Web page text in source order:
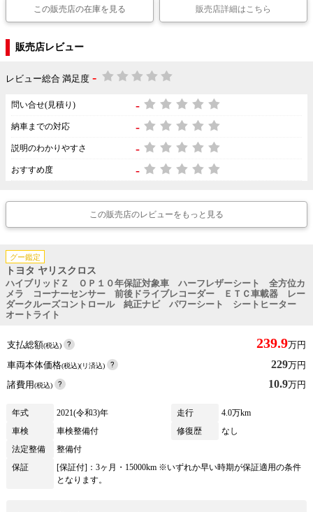
この販売店の在庫を見る 販売店詳細はこちら
販売店レビュー
レビュー総合 満足度 -
問い合せ(見積り) -
納車までの対応 -
説明のわかりやすさ -
おすすめ度 -
この販売店のレビューをもっと見る
グー鑑定
トヨタ ヤリスクロス
ハイブリッドＺ ＯＰ１０年保証対象車 ハーフレザーシート 全方位カ
メラ コーナーセンサー 前後ドライブレコーダー ＥＴＣ車載器 レー
ダークルーズコントロール 純正ナビ パワーシート シートヒーター
オートライト
支払総額(税込) 239.9万円
車両本体価格(税込)(リ済込) 229万円
諸費用(税込) 10.9万円
年式 2021(令和3)年 走行
4.0万km
車検
車検整備付 修復歴
なし
法定整備
整備付
保証
[保証付]：3ヶ月・15000km ※いずれか早い時期が保証適用の条件
となります。